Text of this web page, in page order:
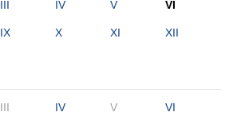
III IV V VI
IX X XI XII
III IV V VI